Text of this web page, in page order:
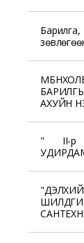
АХУЙН
" II-р